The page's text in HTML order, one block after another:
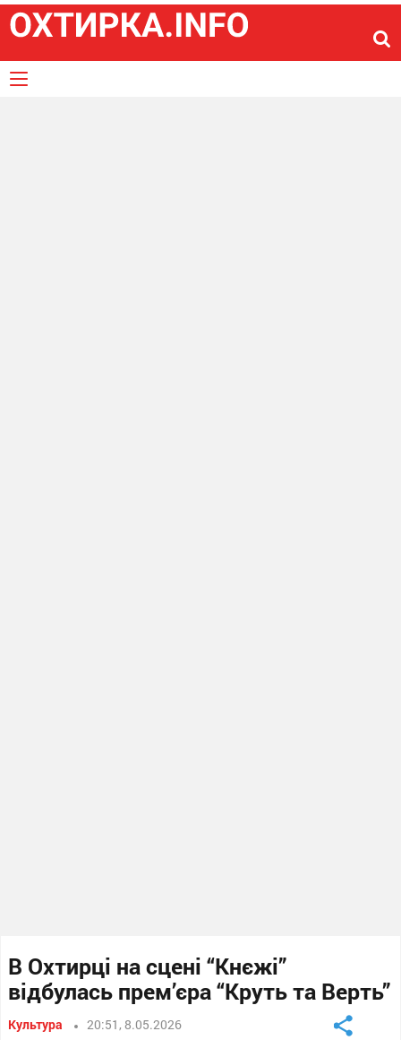
В Охтирці на сцені “Кнєжі”
відбулась прем’єра “Круть та Верть”
Культура 20:51, 8.05.2026